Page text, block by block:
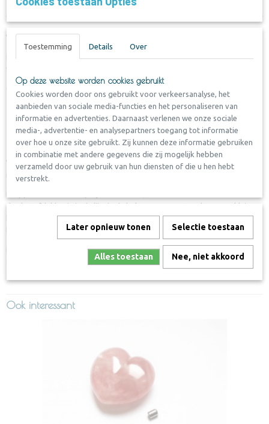
Vulinstructies:
vullen wordt deze holte afgedicht met een afdekbusje.
Om de holte af te dichten is nodig:
- Bijgeleverd afdekbusje
- lijmpistool ( niet bijgeleverd )
Vul de holte tot 0.5 cm onder de rand. Zorg dat de rand vrij is van as
dan het afdekbusje in de lijm in de holte. Voeg eventueel nog een klein
beetje lijm toe om het geheel goed af te sluiten. Veeg overtollige
lijmresten direct na het lijmen weg.
Houd voor het lijmen en drogen de instructies van de gekozen lijm goed
Ook interessant
Toestemming Details Over
Op deze website worden cookies gebruikt
Cookies worden door ons gebruikt voor verkeersanalyse, het
aanbieden van sociale media-functies en het personaliseren van
informatie en advertenties. Daarnaast verlenen we onze sociale
media-, advertentie- en analysepartners toegang tot informatie
over hoe u onze site gebruikt. Zij kunnen deze informatie gebruiken
in combinatie met andere gegevens die zij mogelijk hebben
verzameld door uw gebruik van hun diensten of die u hen hebt
verstrekt.
Later opnieuw tonen Selectie toestaan
Alles toestaan Nee, niet akkoord